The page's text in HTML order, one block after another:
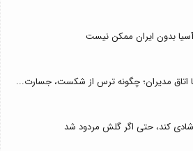
بدون ایران ممکن نیست
اتاق مدیران؛ چگونه ترس از شکست، جسارت...
کند، حتی اگر گلش مردود شد